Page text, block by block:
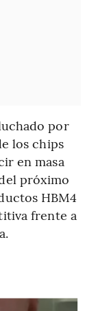
por
los chips
en masa
próximo
HBM4
frente a